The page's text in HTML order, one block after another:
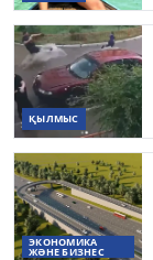
ҚЫЛМЫС
ЭКОНОМИКА
ЖӘНЕ БИЗНЕС